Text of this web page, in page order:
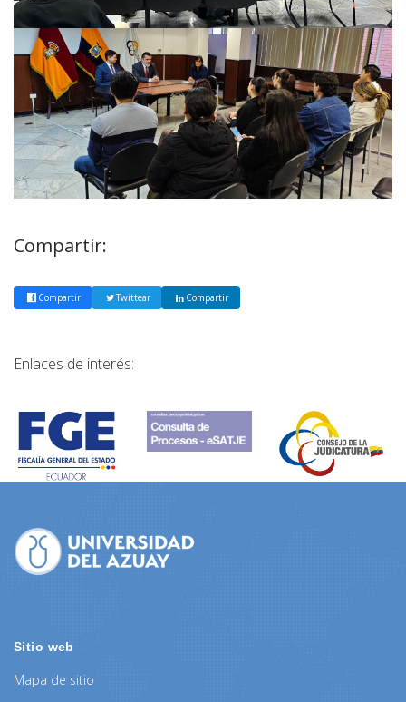
Compartir:
Compartir Twittear Compartir
Enlaces de interés:
Sitio web
Mapa de sitio